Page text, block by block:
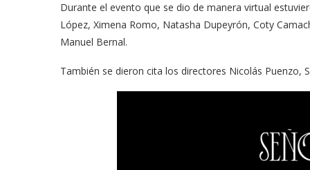
Durante el evento que se dio de manera virtual
López, Ximena Romo, Natasha Dupeyrón, Coty
Manuel Bernal.
También se dieron cita los directores Nicolás Puenzo,